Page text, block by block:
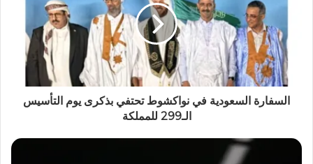
السفارة السعودية في نواكشوط تحتفي بذكرى يوم التأسيس
الـ299 للمملكة